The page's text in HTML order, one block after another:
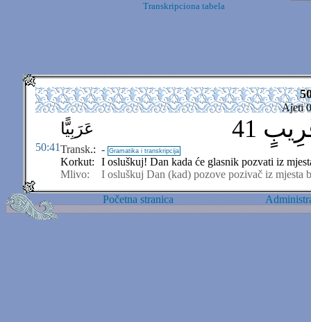
Transkripciona tabela
Ajeti
50:41
عَرَبِيًّا 41
Transk.: - Gramatika i transkripcija
Korkut:
I osluškuj! Dan kada će glasnik pozvati iz
Mlivo:
I osluškuj Dan (kad) pozove pozivač iz mjesta
Početna stranica